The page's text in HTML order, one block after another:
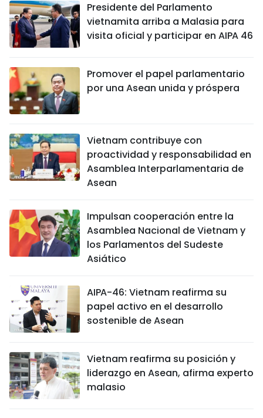
FOTOGRAFÍA
TIẾNG VIỆT
中文
FRANÇAIS
Presidente del Parlamento
vietnamita arriba a Malasia para
visita oficial y participar en AIPA 46
Promover el papel parlamentario
por una Asean unida y próspera
Vietnam contribuye con
proactividad y responsabilidad en
Asamblea Interparlamentaria de
Asean
Impulsan cooperación entre la
Asamblea Nacional de Vietnam y
los Parlamentos del Sudeste
Asiático
AIPA-46: Vietnam reafirma su
papel activo en el desarrollo
sostenible de Asean
Vietnam reafirma su posición y
liderazgo en Asean, afirma experto
malasio